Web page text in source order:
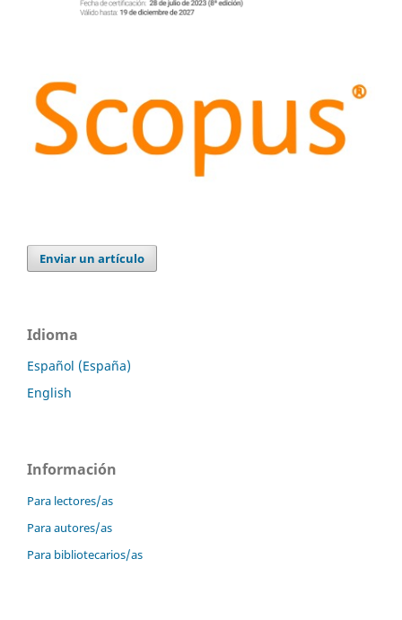
Enviar un artículo
Idioma
Español (España)
English
Información
Para lectores/as
Para autores/as
Para bibliotecarios/as